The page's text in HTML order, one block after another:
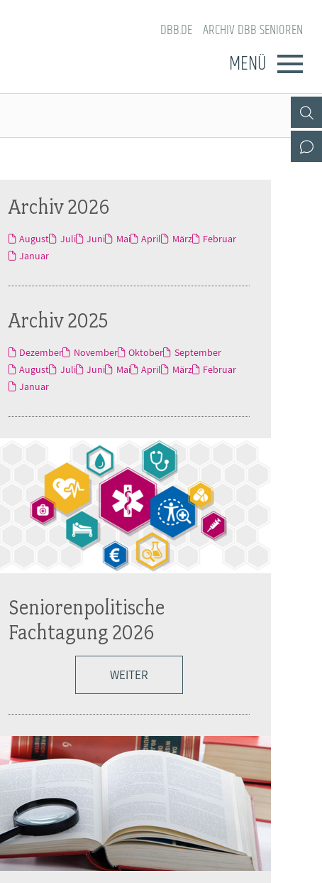
DBB.DE ARCHIV DBB SENIOREN
MENÜ
Archiv 2026
August Juli Juni Mai April März
Februar
Januar
Archiv 2025
Dezember November Oktober
September
August
Juli Juni Mai April März
Februar
Januar
Seniorenpolitische
Fachtagung 2026
WEITER